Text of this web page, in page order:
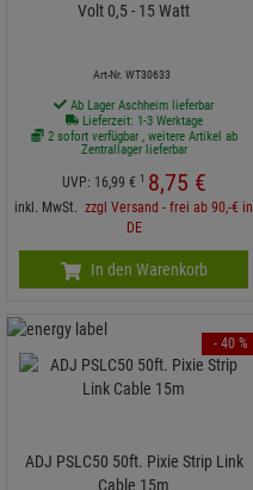
Volt 0,5 - 15 Watt
Art-Nr. WT30633
Ab Lager Aschheim lieferbar
Lieferzeit: 1-3 Werktage
2 sofort verfügbar , weitere Artikel ab
Zentrallager lieferbar
UVP: 16,99 € 1 8,75 €
inkl. MwSt. zzgl Versand - frei ab 90,-€ in
DE
In den Warenkorb
ADJ PSLC50 50ft. Pixie Strip Link
Cable 15m
- 40 %